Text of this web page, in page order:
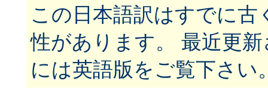
この日本語訳はすでに古
性があります。 最近更
には英語版をご覧下さい